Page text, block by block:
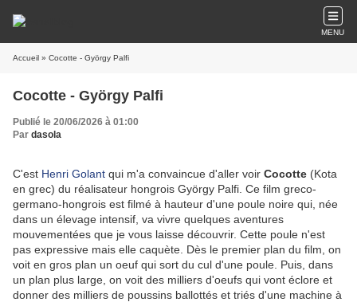
MENU
Accueil » Cocotte - György Palfi
Cocotte - György Palfi
Publié le 20/06/2026 à 01:00
Par dasola
C'est Henri Golant qui m'a convaincue d'aller voir Cocotte (Kota
en grec) du réalisateur hongrois György Palfi. Ce film greco-
germano-hongrois est filmé à hauteur d'une poule noire qui, née
dans un élevage intensif, va vivre quelques aventures
mouvementées que je vous laisse découvrir. Cette poule n'est
pas expressive mais elle caquète. Dès le premier plan du film, on
voit en gros plan un oeuf qui sort du cul d'une poule. Puis, dans
un plan plus large, on voit des milliers d'oeufs qui vont éclore et
donner des milliers de poussins ballottés et triés d'une machine à